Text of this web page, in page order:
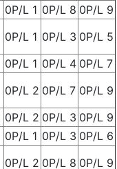
0P/L 1 0P/L 8 0P/L 9
0P/L 1 0P/L 3 0P/L 5
0P/L 1 0P/L 4 0P/L 7
0P/L 2 0P/L 7 0P/L 9
0P/L 2 0P/L 3 0P/L 9
0P/L 1 0P/L 3 0P/L 6
0P/L 2 0P/L 8 0P/L 9